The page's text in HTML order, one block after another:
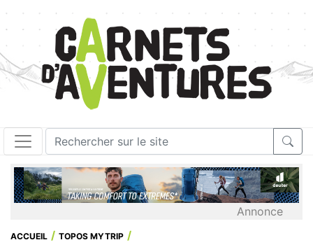
Annonce
ACCUEIL
TOPOS MYTRIP